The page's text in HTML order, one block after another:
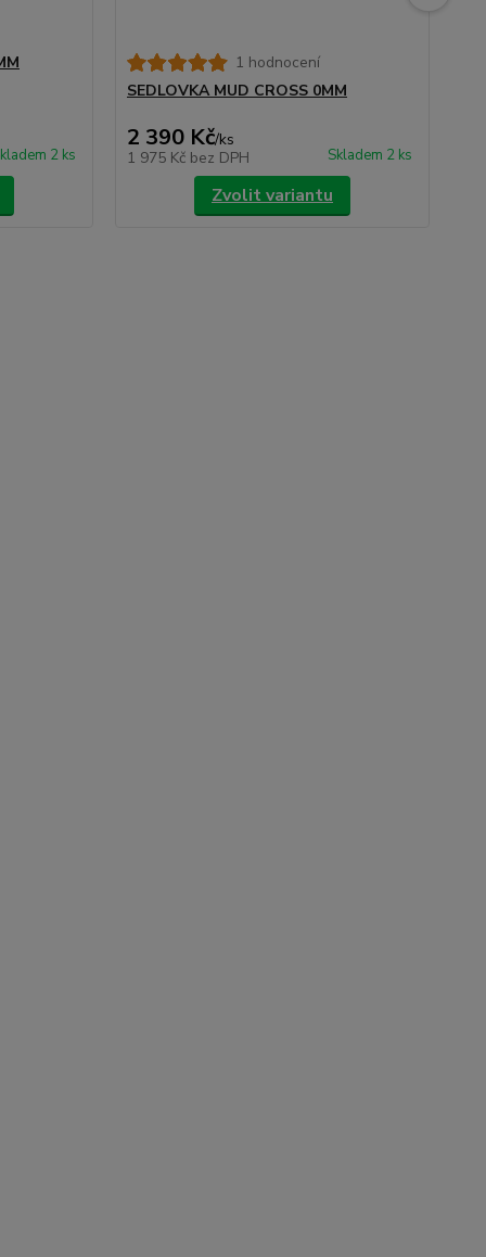
2 ks
1 hodnocení
SEDLOVKA MUD CROSS 0MM
2 390 Kč/ks
1 975 Kč bez DPH Skladem 2 ks
Zvolit variantu